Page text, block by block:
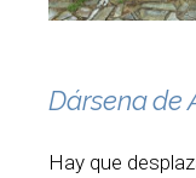
Dársena de
Hay que